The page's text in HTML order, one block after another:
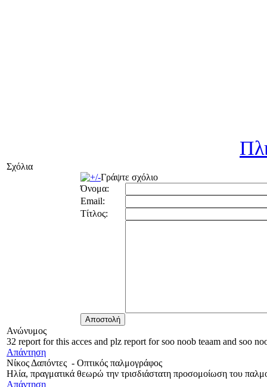
Σχόλια
Γράψτε σχόλιο
Όνομα:
Email:
Τίτλος:
Ανώνυμος
32 report for this acces and plz report for soo noob teaam and soo
Απάντηση
Νίκος Δαπόντες - Οπτικός παλμογράφος
Ηλία, πραγματικά θεωρώ την τρισδιάστατη προσομοίωση του
Απάντηση